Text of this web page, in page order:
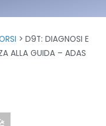
D9T: DIAGNOSI E
ALLA GUIDA – ADAS